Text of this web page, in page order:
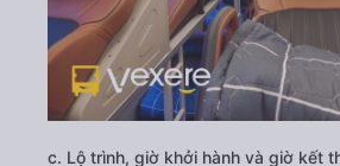
c. Lộ trình, giờ khởi hành và giờ kết